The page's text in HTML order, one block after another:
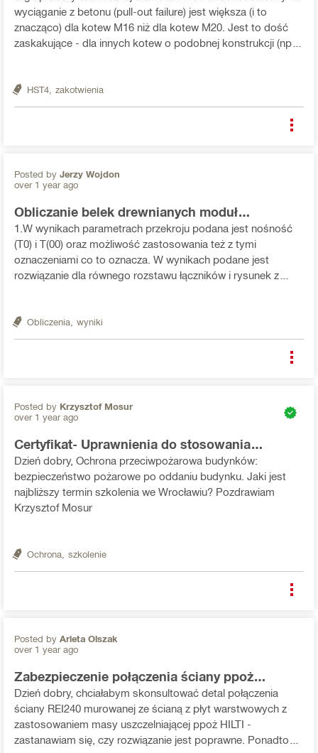
M20?
wyciąganie z betonu (pull-out failure) jest większa (i to
znacząco) dla kotew M16 niż dla kotew M20. Jest to dość
zaskakujące - dla innych kotew o podobnej konstrukcji (np.
HST4, zakotwienia
Posted by Jerzy Wojdon
over 1 year ago
Obliczanie belek drewnianych moduł
powielanie belek
1.W wynikach parametrach przekroju podana jest nośność
(T0) i T(00) oraz możliwość zastosowania też z tymi
oznaczeniami co to oznacza. W wynikach podane jest
rozwiązanie dla równego rozstawu łączników i rysunek z
Obliczenia, wyniki
Posted by Krzysztof Mosur
over 1 year ago
Certyfikat- Uprawnienia do stosowania
Państwa rozwązań
Dzień dobry, Ochrona przeciwpożarowa budynków:
bezpieczeństwo pożarowe po oddaniu budynku. Jaki jest
najbliższy termin szkolenia we Wrocławiu? Pozdrawiam
Krzysztof Mosur
Ochrona, szkolenie
Posted by Arleta Olszak
over 1 year ago
Zabezpieczenie połączenia ściany ppoż
murowanej z warstwową
Dzień dobry, chciałabym skonsultować detal połączenia
ściany REI240 murowanej ze ścianą z płyt warstwowych z
zastosowaniem masy uszczelniającej ppoż HILTI -
zastanawiam się, czy rozwiązanie jest poprawne. Ponadto